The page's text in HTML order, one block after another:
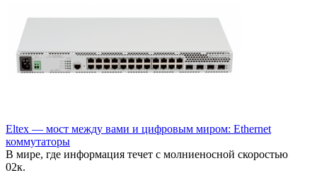
Eltex — мост между вами и цифровым миром: Ethernet
коммутаторы
В мире, где информация течет с молниеносной скоростью
02к.